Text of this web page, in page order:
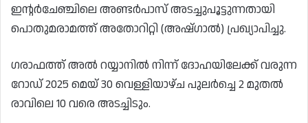
ഇന്റർചേഞ്ചിലെ അണ്ടർപാസ് അടച്ചുപൂട്ടുന്നതായി
പൊതുമരാമത്ത് അതോറിറ്റി (അഷ്ഗാൽ) പ്രഖ്യാപിച്ചു.
ഗരാഫത്ത് അൽ റയ്യാനിൽ നിന്ന് ദോഹയിലേക്ക് വരുന്ന
റോഡ് 2025 മെയ് 30 വെള്ളിയാഴ്ച പുലർച്ചെ 2 മുതൽ
രാവിലെ 10 വരെ അടച്ചിടും.